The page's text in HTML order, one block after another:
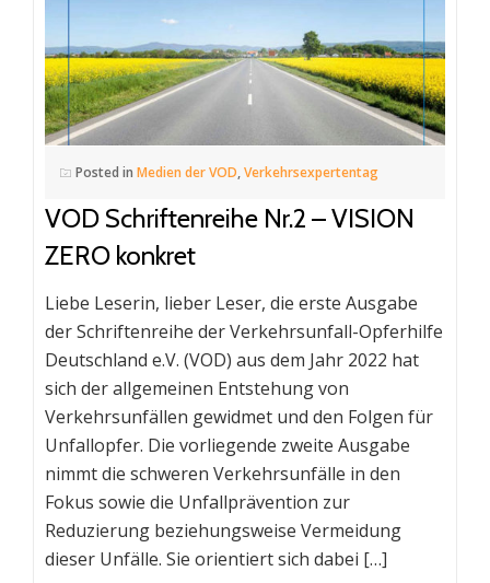
Posted in Medien der VOD,Verkehrsexpertentag
VOD Schriftenreihe Nr.2 – VISION
ZERO konkret
Liebe Leserin, lieber Leser, die erste Ausgabe
der Schriftenreihe der Verkehrsunfall-Opferhilfe
Deutschland e.V. (VOD) aus dem Jahr 2022 hat
sich der allgemeinen Entstehung von
Verkehrsunfällen gewidmet und den Folgen für
Unfallopfer. Die vorliegende zweite Ausgabe
nimmt die schweren Verkehrsunfälle in den
Fokus sowie die Unfallprävention zur
Reduzierung beziehungsweise Vermeidung
dieser Unfälle. Sie orientiert sich dabei […]